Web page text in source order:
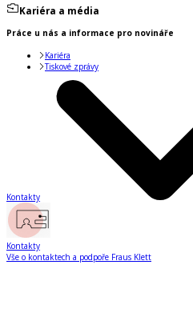
Kariéra a média
Práce u nás a informace pro novináře
Kariéra
Tiskové zprávy
Kontakty
Kontakty
Vše o kontaktech a podpoře Fraus Klett